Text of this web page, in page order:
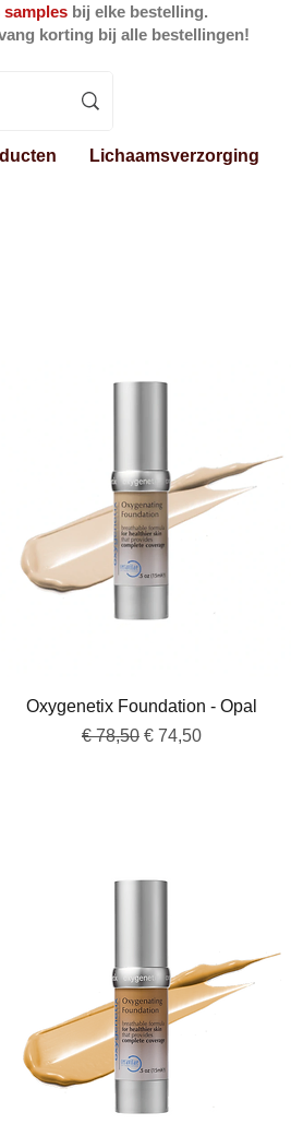
bij elke bestelling.
korting bij alle bestellingen!
Lichaamsverzorging
Snel overzicht
Oxygenetix Foundation - Opal
Normale prijs
€ 78,50 Verkoopprijs
€ 74,50